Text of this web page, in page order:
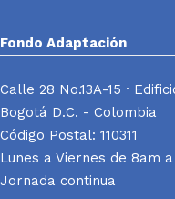
Fondo Adaptación
Calle 28 No.13A-15 ·
Bogotá D.C. - Colombia
Código Postal: 110311
Lunes a Viernes de 8am
Jornada continua